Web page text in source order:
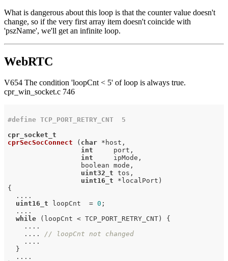
What is dangerous about this loop is that the counter value doesn't
change, so if the very first array item doesn't coincide with
'pszName', we'll get an infinite loop.
WebRTC
V654 The condition 'loopCnt < 5' of loop is always true.
cpr_win_socket.c 746
#define TCP_PORT_RETRY_CNT  5
cpr_socket_t
cprSecSocConnect
( char *host,
int
     port,
int
     ipMode,
                  boolean mode,
uint32_t tos,
uint16_t *localPort)
{
  ....
uint16_t loopCnt  = 0 ;
  ....
while (loopCnt < TCP_PORT_RETRY_CNT) {
    ....
    ....
// loopCnt not changed
    ....
  }
  ....